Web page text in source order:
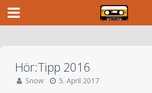
Hör:Tipp 2016
Snow 5. April 2017